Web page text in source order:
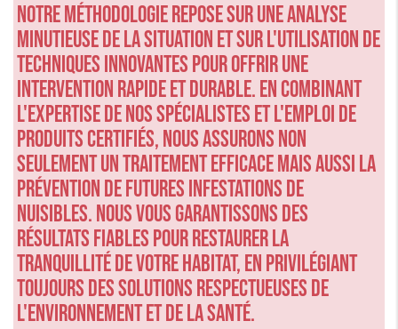
Notre méthodologie repose sur une analyse
minutieuse de la situation et sur l'utilisation de
techniques innovantes pour offrir une
intervention rapide et durable. En combinant
l'expertise de nos spécialistes et l'emploi de
produits certifiés, nous assurons non
seulement un traitement efficace mais aussi la
prévention de futures infestations de
nuisibles. Nous vous garantissons des
résultats fiables pour restaurer la
tranquillité de votre habitat, en privilégiant
toujours des solutions respectueuses de
l'environnement et de la santé.